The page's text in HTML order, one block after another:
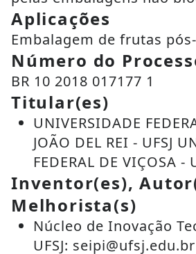
Aplicações
Embalagem de frutas
Número do
BR 10 2018 017177 1
Titular(es)
UNIVERSIDADE
JOÃO DEL REI - UFSJ
FEDERAL DE VIÇOSA -
Inventor(es),
Melhorista(s)
Núcleo de Inovação
UFSJ: seipi@ufsj.edu.br